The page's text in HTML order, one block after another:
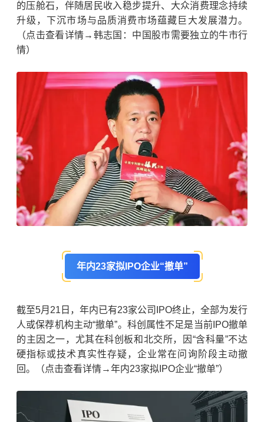
的压舱石，伴随居民收入稳步提升、大众消费理念持续
升级，下沉市场与品质消费市场蕴藏巨大发展潜力。
（点击查看详情→韩志国：中国股市需要独立的牛市行
情）
年内23家拟IPO企业“撤单”
截至5月21日，年内已有23家公司IPO终止，全部为发行
人或保荐机构主动“撤单”。科创属性不足是当前IPO撤单
的主因之一，尤其在科创板和北交所，因“含科量”不达
硬指标或技术真实性存疑，企业常在问询阶段主动撤
回。（点击查看详情→年内23家拟IPO企业“撤单”）